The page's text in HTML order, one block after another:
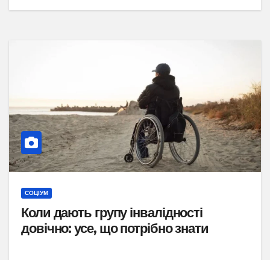
СОЦІУМ
Коли дають групу інвалідності
довічно: усе, що потрібно знати